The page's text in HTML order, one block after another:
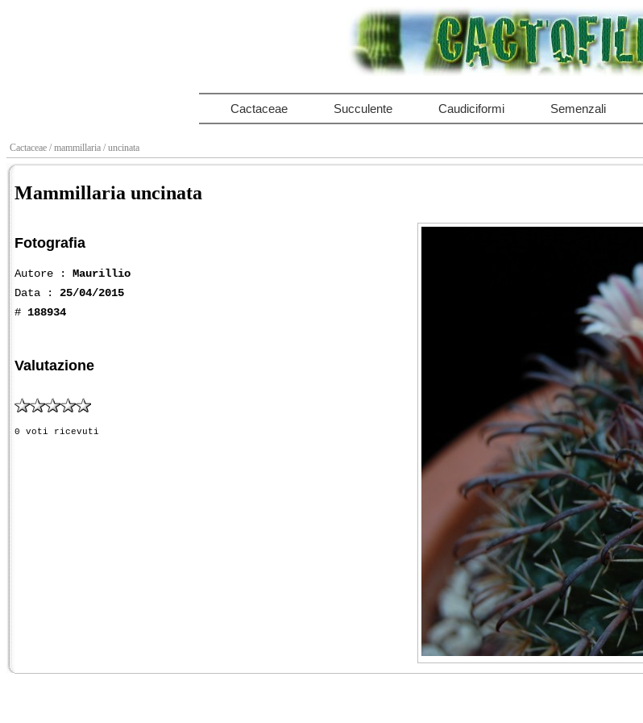
Cactaceae Succulente Caudiciformi Semenzali
Cactaceae / mammillaria / uncinata
Mammillaria uncinata
Fotografia
Autore : Maurillio
Data : 25/04/2015
# 188934
Valutazione
0 voti ricevuti